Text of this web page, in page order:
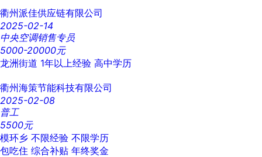
衢州派佳供应链有限公司
2025-02-14
中央空调销售专员
5000-20000元
龙洲街道 1年以上经验 高中学历
衢州海策节能科技有限公司
2025-02-08
普工
5500元
模环乡 不限经验 不限学历
包吃住 综合补贴 年终奖金